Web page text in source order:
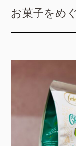
お菓子をめ